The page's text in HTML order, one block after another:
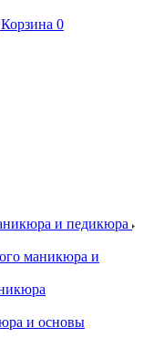
Корзина 0
и педикюра
маникюра и
и основы